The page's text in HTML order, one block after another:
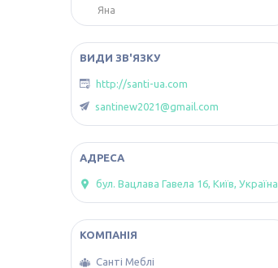
Яна
http://santi-ua.com
santinew2021@gmail.com
бул. Вацлава Гавела 16, Київ, Україна
Санті Меблі